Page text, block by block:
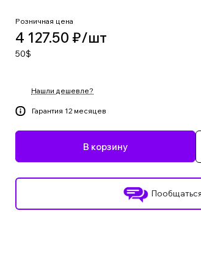
Розничная цена
4 127.50 ₽/шт
50$
В корзину
Нашли дешевле?
Гарантия 12 месяцев